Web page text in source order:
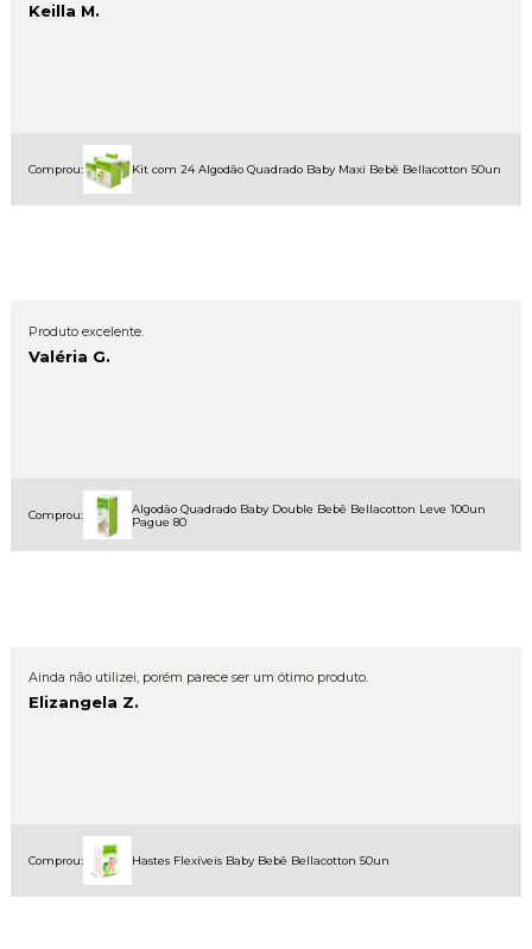
Keilla M.
Comprou: Kit com 24 Algodão Quadrado Baby Maxi Bebê Bellacotton 50un
Produto excelente.
Valéria G.
Comprou:
Algodão Quadrado Baby Double Bebê Bellacotton Leve 100un
Pague 80
Ainda não utilizei, porém parece ser um ótimo produto.
Elizangela Z.
Comprou: Hastes Flexíveis Baby Bebê Bellacotton 50un